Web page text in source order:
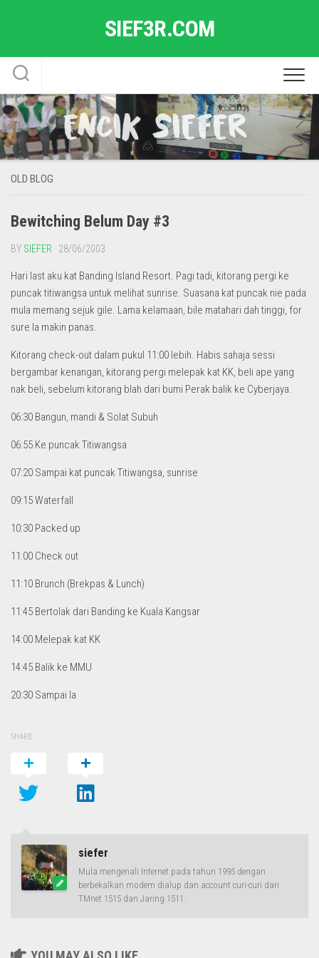
SIEF3R.COM
OLD BLOG
Bewitching Belum Day #3
BY SIEFER · 28/06/2003
Hari last aku kat Banding Island Resort. Pagi tadi, kitorang pergi ke
puncak titiwangsa untuk melihat sunrise. Suasana kat puncak nie pada
mula memang sejuk gile. Lama kelamaan, bile matahari dah tinggi, for
sure la makin panas.
Kitorang check-out dalam pukul 11:00 lebih. Habis sahaja sessi
bergambar kenangan, kitorang pergi melepak kat KK, beli ape yang
nak beli, sebelum kitorang blah dari bumi Perak balik ke Cyberjaya.
06:30 Bangun, mandi & Solat Subuh
06:55 Ke puncak Titiwangsa
07:20 Sampai kat puncak Titiwangsa, sunrise
09:15 Waterfall
10:30 Packed up
11:00 Check out
11:10 Brunch (Brekpas & Lunch)
11:45 Bertolak dari Banding ke Kuala Kangsar
14:00 Melepak kat KK
14:45 Balik ke MMU
20:30 Sampai la
SHARE
siefer
Mula mengenali Internet pada tahun 1995 dengan
berbekalkan modem dialup dan account curi-curi dari
TMnet 1515 dan Jaring 1511.